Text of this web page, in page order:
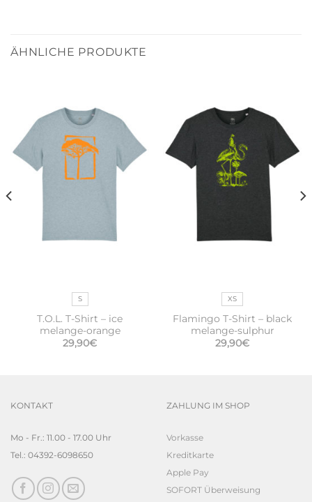
ÄHNLICHE PRODUKTE
S
T.O.L. T-Shirt – ice
melange-orange
29,90€
XS
Flamingo T-Shirt – black
melange-sulphur
29,90€
KONTAKT
Mo - Fr.: 11.00 - 17.00 Uhr
Tel.: 04392-6098650
ZAHLUNG IM SHOP
Vorkasse
Kreditkarte
Apple Pay
SOFORT Überweisung